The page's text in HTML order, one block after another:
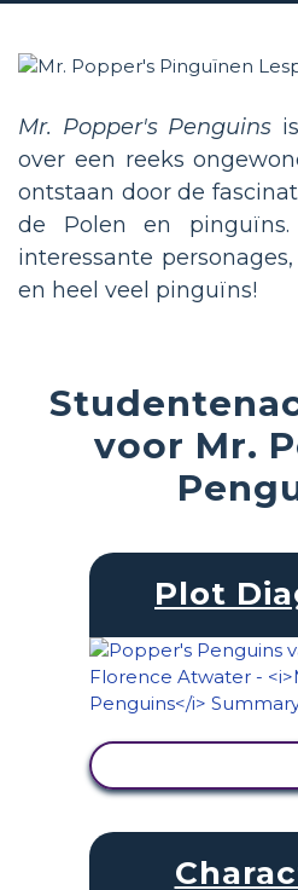
Mr. Popper's Penguins
over een reeks
ontstaan door de
de Polen en
interessante
en heel veel pinguïns!
voor Mr.
Plot